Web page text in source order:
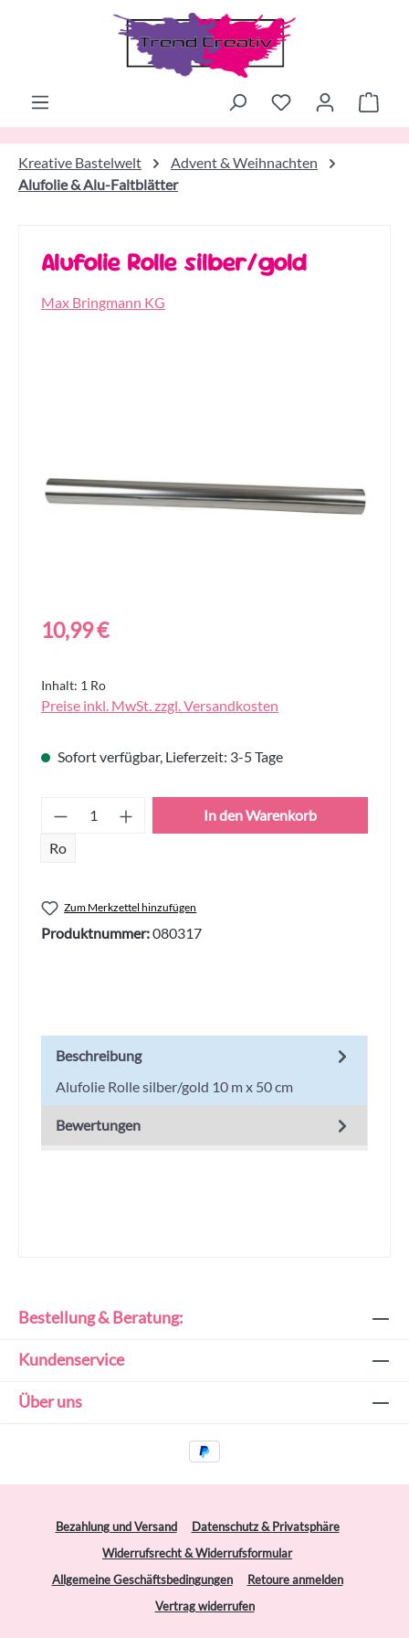
Zum Hauptinhalt springen
Kreative Bastelwelt
Advent & Weihnachten
Alufolie & Alu-Faltblätter
Alufolie Rolle silber/gold
Max Bringmann KG
Regulärer Preis:
10,99 €
Inhalt: 1 Ro
Preise inkl. MwSt. zzgl. Versandkosten
Sofort verfügbar, Lieferzeit: 3-5 Tage
Produkt Anzahl: Gib den gewünschten
Ro
In den Warenkorb
Zum Merkzettel hinzufügen
Produktnummer:080317
Beschreibung
Alufolie Rolle silber/gold 10 m x 50 cm
Bewertungen
Bestellung & Beratung:
Kundenservice
Über uns
Bezahlung und Versand
Datenschutz & Privatsphäre
Widerrufsrecht & Widerrufsformular
Allgemeine Geschäftsbedingungen
Retoure anmelden
Vertrag widerrufen